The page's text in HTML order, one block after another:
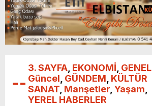
3. SAYFA EKONOMİ GENEL
Güncel GÜNDEM KÜLTÜR
SANAT Manşetler Yaşam
YEREL HABERLER